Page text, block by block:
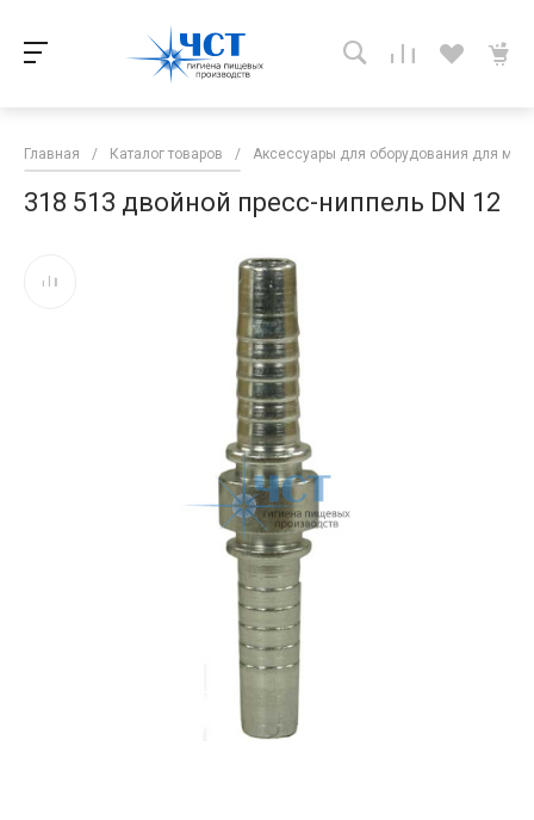
Главная / Каталог товаров / Аксессуары для оборудования для
318 513 двойной пресс-ниппель DN 12